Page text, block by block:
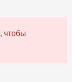
, чтобы